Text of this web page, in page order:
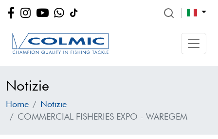
Notizie
Home
Notizie
COMMERCIAL FISHERIES EXPO - WAREGEM